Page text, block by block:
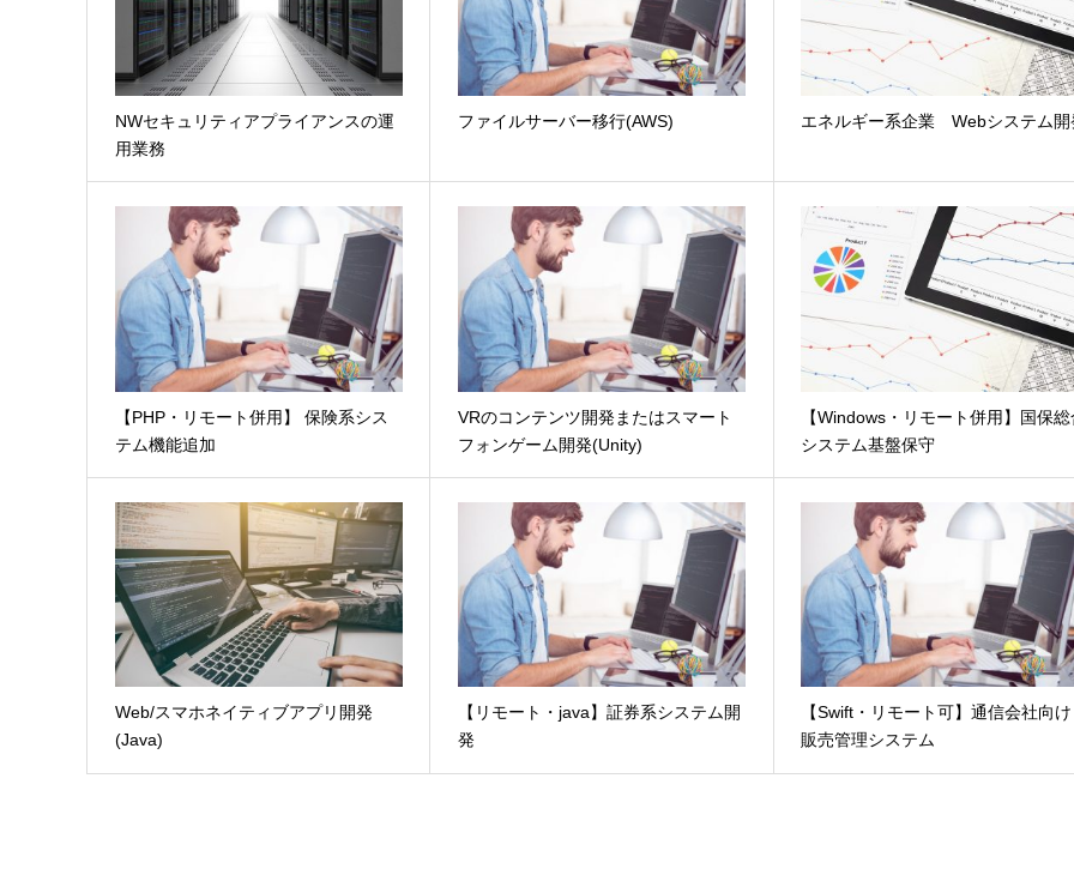
NWセキュリティアプライアンスの運
用業務
ファイルサーバー移行(AWS) エネルギー系企業 Webシステム開
【PHP・リモート併用】 保険系シス
テム機能追加
VRのコンテンツ開発またはスマート
フォンゲーム開発(Unity)
【Windows・リモート併用】国保
システム基盤保守
Web/スマホネイティブアプリ開発
(Java)
【リモート・java】証券系システム開
発
【Swift・リモート可】通信会社向け
販売管理システム